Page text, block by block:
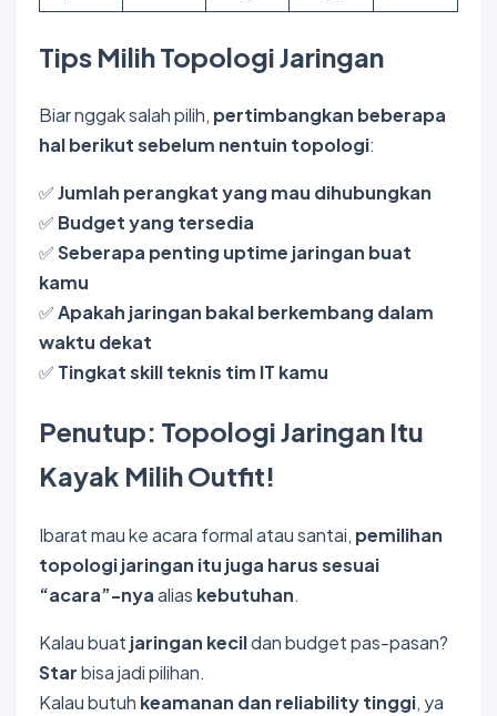
Tips Milih Topologi Jaringan
Biar nggak salah pilih, pertimbangkan beberapa
hal berikut sebelum nentuin topologi:
✅Jumlah perangkat yang mau dihubungkan
✅ Budget yang tersedia
✅Seberapa penting uptime jaringan buat
kamu
✅Apakah jaringan bakal berkembang dalam
waktu dekat
✅ Tingkat skill teknis tim IT kamu
Penutup: Topologi Jaringan Itu
Kayak Milih Outfit!
Ibarat mau ke acara formal atau santai, pemilihan
topologi jaringan itu juga harus sesuai
“acara”-nyaalias kebutuhan.
Kalau buat jaringan kecildan budget pas-pasan?
Starbisa jadi pilihan.
Kalau butuh keamanan dan reliability tinggi, ya